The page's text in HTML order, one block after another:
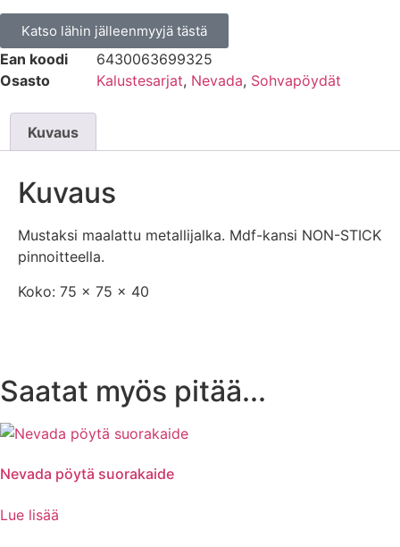
Katso lähin jälleenmyyjä tästä
Ean koodi
6430063699325
Osasto
Kalustesarjat, Nevada, Sohvapöydät
Kuvaus
Kuvaus
Mustaksi maalattu metallijalka. Mdf-kansi NON-STICK
pinnoitteella.
Koko: 75 x 75 x 40
Saatat myös pitää...
Nevada pöytä suorakaide
Lue lisää